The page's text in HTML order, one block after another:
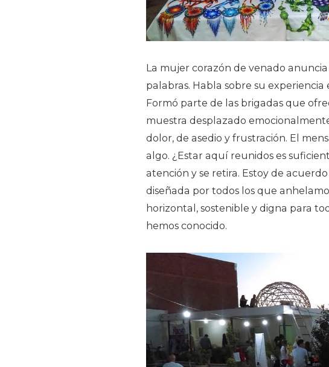
La mujer corazón de venado
palabras. Habla sobre su experiencia
Formó parte de las brigadas que
muestra desplazado
dolor, de asedio y frustración. El
algo. ¿Estar aquí reunidos es
atención y se retira. Estoy de
diseñada por todos los que
horizontal, sostenible y digna para
hemos conocido.